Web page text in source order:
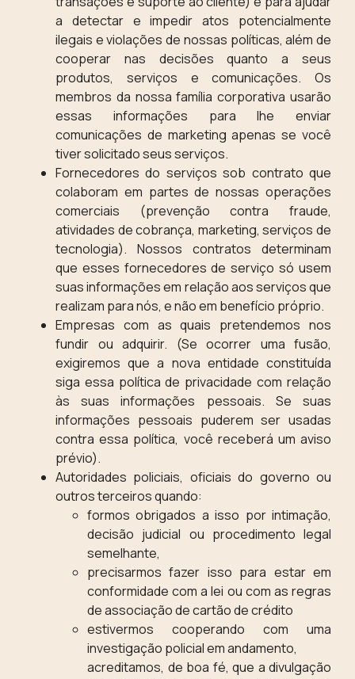
a detectar e impedir atos potencialmente
ilegais e violações de nossas políticas, além de
cooperar nas decisões quanto a seus
produtos, serviços e comunicações. Os
membros da nossa família corporativa usarão
essas informações para lhe enviar
comunicações de marketing apenas se você
tiver solicitado seus serviços.
Fornecedores do serviços sob contrato que
colaboram em partes de nossas operações
comerciais (prevenção contra fraude,
atividades de cobrança, marketing, serviços de
tecnologia). Nossos contratos determinam
que esses fornecedores de serviço só usem
suas informações em relação aos serviços que
realizam para nós, e não em benefício próprio.
Empresas com as quais pretendemos nos
fundir ou adquirir. (Se ocorrer uma fusão,
exigiremos que a nova entidade constituída
siga essa política de privacidade com relação
às suas informações pessoais. Se suas
informações pessoais puderem ser usadas
contra essa política, você receberá um aviso
prévio).
Autoridades policiais, oficiais do governo ou
outros terceiros quando:
formos obrigados a isso por intimação,
decisão judicial ou procedimento legal
semelhante,
precisarmos fazer isso para estar em
conformidade com a lei ou com as regras
de associação de cartão de crédito
estivermos cooperando com uma
investigação policial em andamento,
acreditamos, de boa fé, que a divulgação